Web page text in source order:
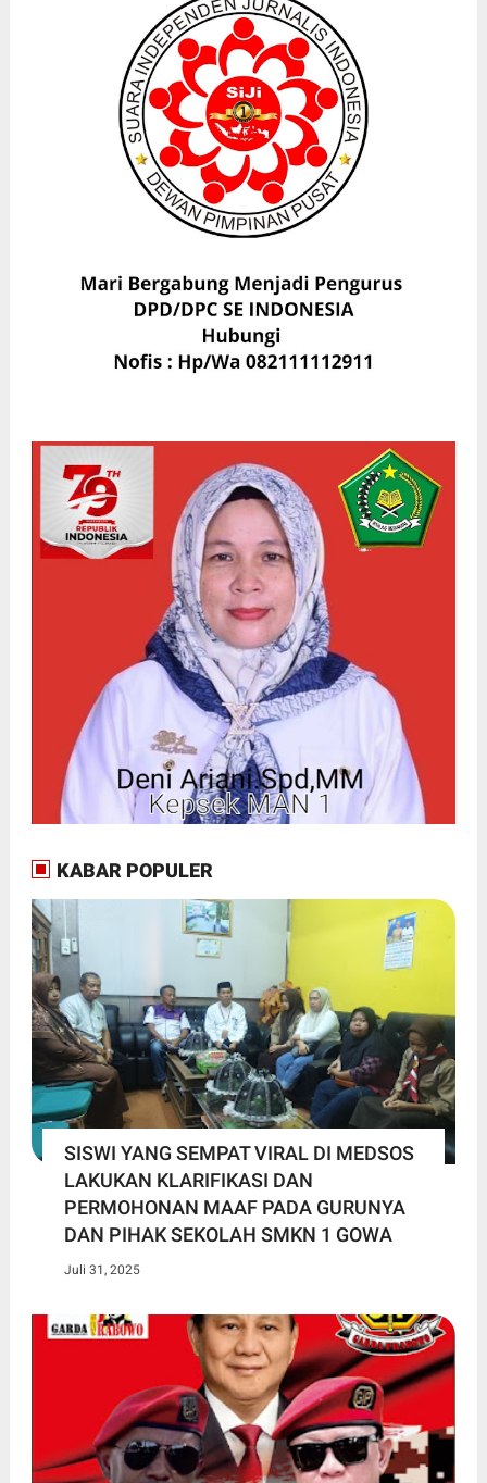
KABAR POPULER
SISWI YANG SEMPAT VIRAL DI MEDSOS
LAKUKAN KLARIFIKASI DAN
PERMOHONAN MAAF PADA GURUNYA
DAN PIHAK SEKOLAH SMKN 1 GOWA
Juli 31, 2025